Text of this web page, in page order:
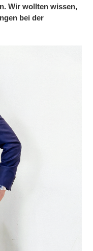
Wir wollten wissen,
bei der